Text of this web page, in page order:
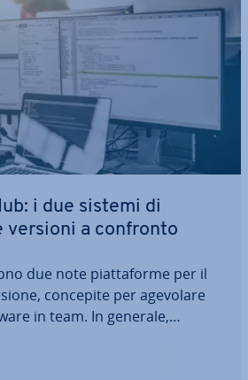
i due sistemi di
versioni a confronto
due note piat­ta­for­me per il
concepite per agevolare
in team. In generale,
anche dif­fe­ren­ze si­gni­fi­ca­ti­ve.